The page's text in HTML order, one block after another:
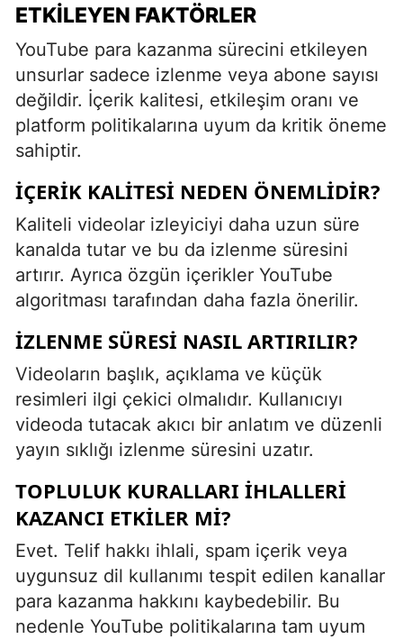
ETKILEYEN FAKTÖRLER
YouTube para kazanma sürecini etkileyen
unsurlar sadece izlenme veya abone sayısı
değildir. İçerik kalitesi, etkileşim oranı ve
platform politikalarına uyum da kritik öneme
sahiptir.
İÇERIK KALITESI NEDEN ÖNEMLIDIR?
Kaliteli videolar izleyiciyi daha uzun süre
kanalda tutar ve bu da izlenme süresini
artırır. Ayrıca özgün içerikler YouTube
algoritması tarafından daha fazla önerilir.
İZLENME SÜRESI NASIL ARTIRILIR?
Videoların başlık, açıklama ve küçük
resimleri ilgi çekici olmalıdır. Kullanıcıyı
videoda tutacak akıcı bir anlatım ve düzenli
yayın sıklığı izlenme süresini uzatır.
TOPLULUK KURALLARI İHLALLERI
KAZANCI ETKILER MI?
Evet. Telif hakkı ihlali, spam içerik veya
uygunsuz dil kullanımı tespit edilen kanallar
para kazanma hakkını kaybedebilir. Bu
nedenle YouTube politikalarına tam uyum